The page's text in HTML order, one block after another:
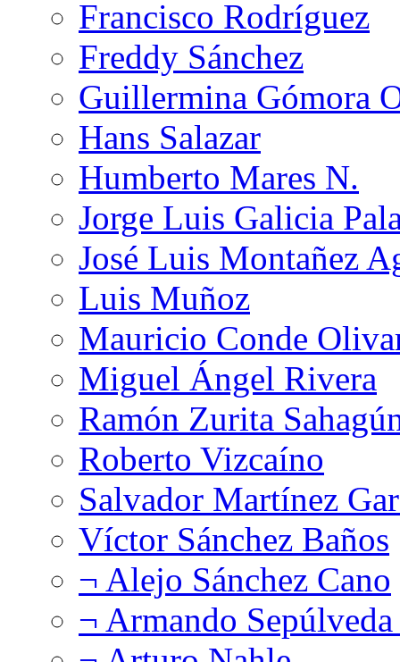
Francisco Rodríguez
Freddy Sánchez
Guillermina Gómora
Hans Salazar
Humberto Mares N.
Jorge Luis Galicia
José Luis Montañez
Luis Muñoz
Mauricio Conde
Miguel Ángel Rivera
Ramón Zurita
Roberto Vizcaíno
Salvador Martínez
Víctor Sánchez Baños
¬ Alejo Sánchez Cano
¬ Armando